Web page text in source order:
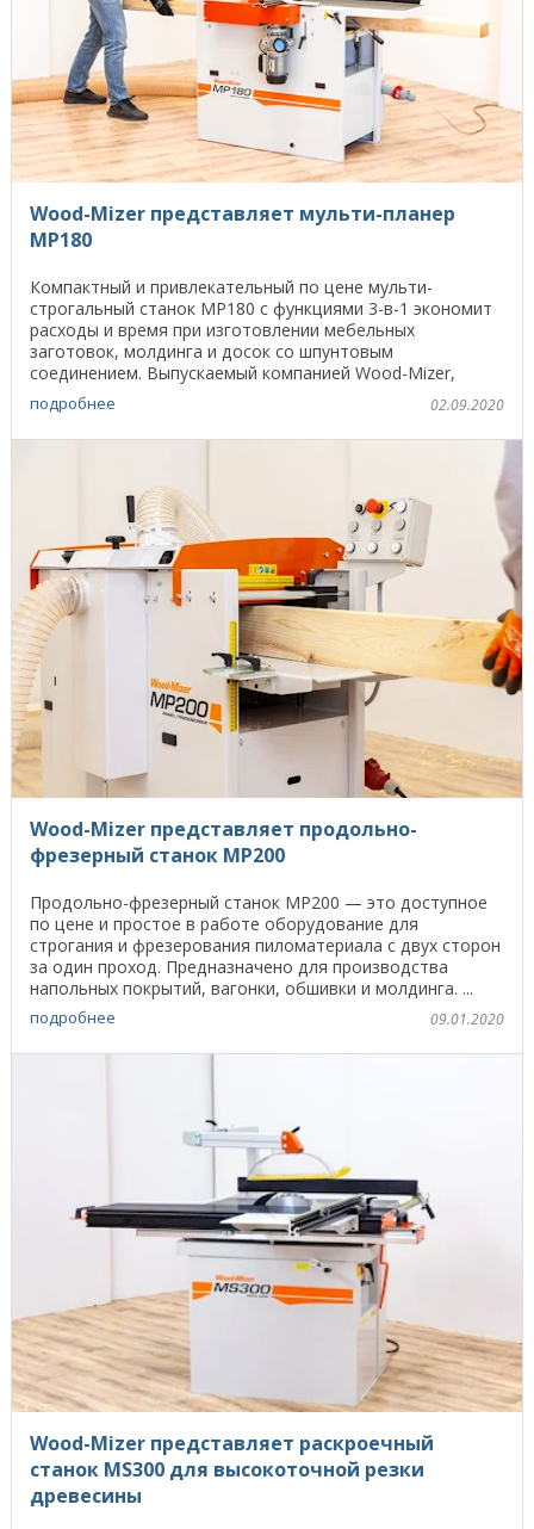
Wood-Mizer представляет мульти-планер
MP180
Компактный и привлекательный по цене мульти-
строгальный станок MP180 с функциями 3-в-1 экономит
расходы и время при изготовлении мебельных
заготовок, молдинга и досок со шпунтовым
соединением. Выпускаемый компанией Wood-Mizer,
комбинированный ...
подробнее 02.09.2020
Wood-Mizer представляет продольно-
фрезерный станок MP200
Продольно-фрезерный станок МР200 — это доступное
по цене и простое в работе оборудование для
строгания и фрезерования пиломатериала с двух сторон
за один проход. Предназначено для производства
напольных покрытий, вагонки, обшивки и молдинга. ...
подробнее 09.01.2020
Wood-Mizer представляет раскроечный
станок MS300 для высокоточной резки
древесины